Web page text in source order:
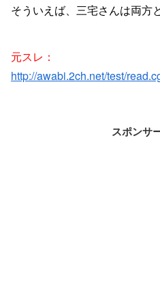
そういえば、三宅さんは両方
元スレ：
http://awabi.2ch.net/test/
スポンサ